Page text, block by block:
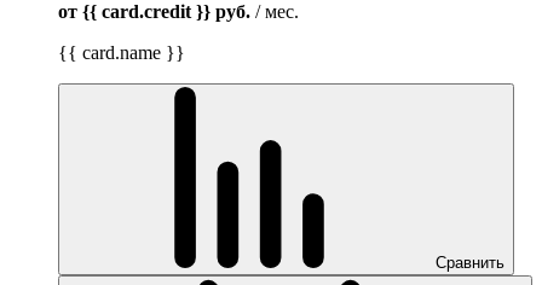
от {{ card.credit }} руб. / мес.
{{ card.name }}
Сравнить